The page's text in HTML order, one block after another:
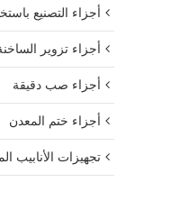
أجزاء التصنيع
أجزاء تزوير
أجزاء صب دقيقة
أجزاء ختم المعدن
تجهيزات الأنابيب